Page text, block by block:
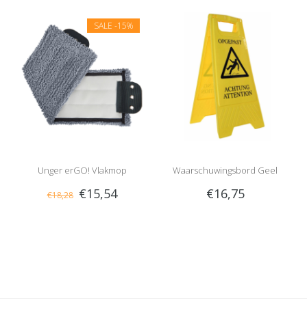
SALE -15%
Unger erGO! Vlakmop
€18,28 €15,54
Waarschuwingsbord Geel
€16,75